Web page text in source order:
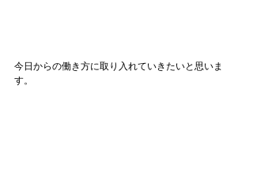
今日からの働き方に取り入れていきたいと思いま
す。